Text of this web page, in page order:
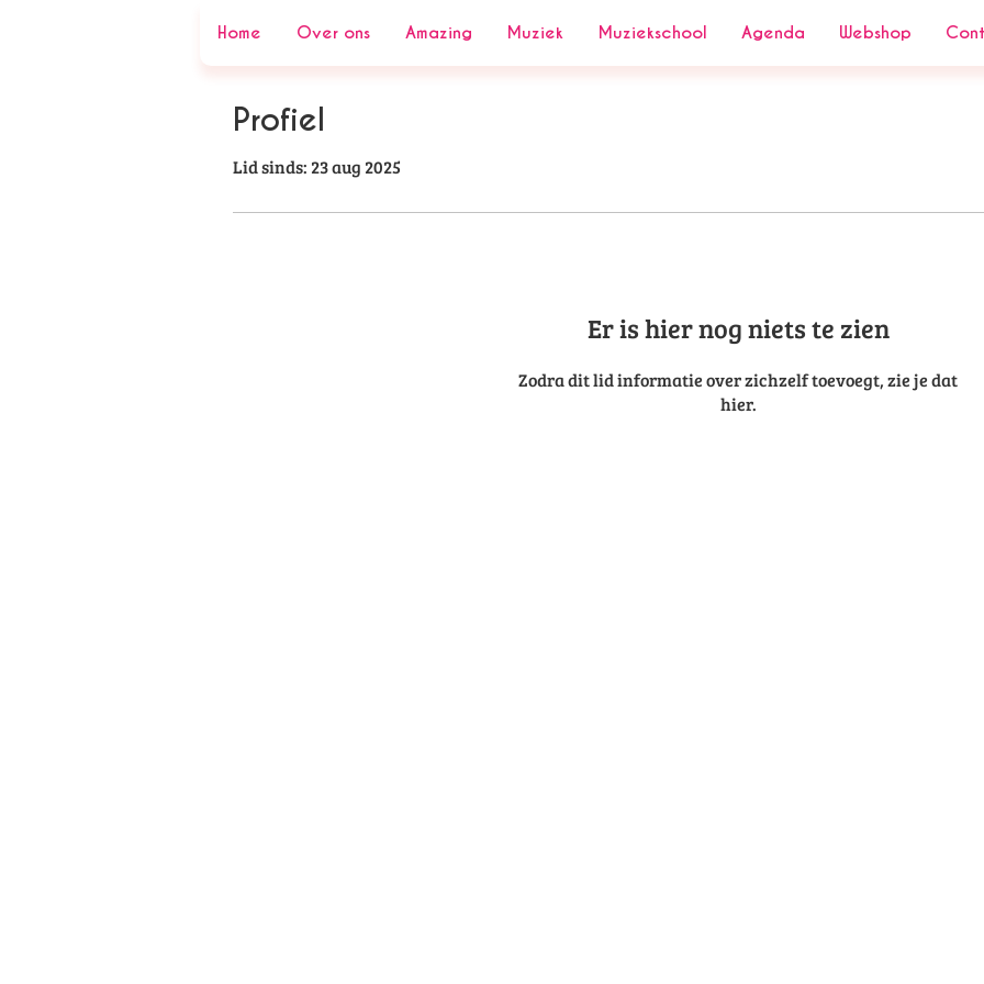
Home Over ons Amazing Muziek Muziekschool Agenda Webshop
Profiel
Lid sinds: 23 aug 2025
Er is hier nog niets te zien
Zodra dit lid informatie over zichzelf toevoegt, zie je dat
hier.